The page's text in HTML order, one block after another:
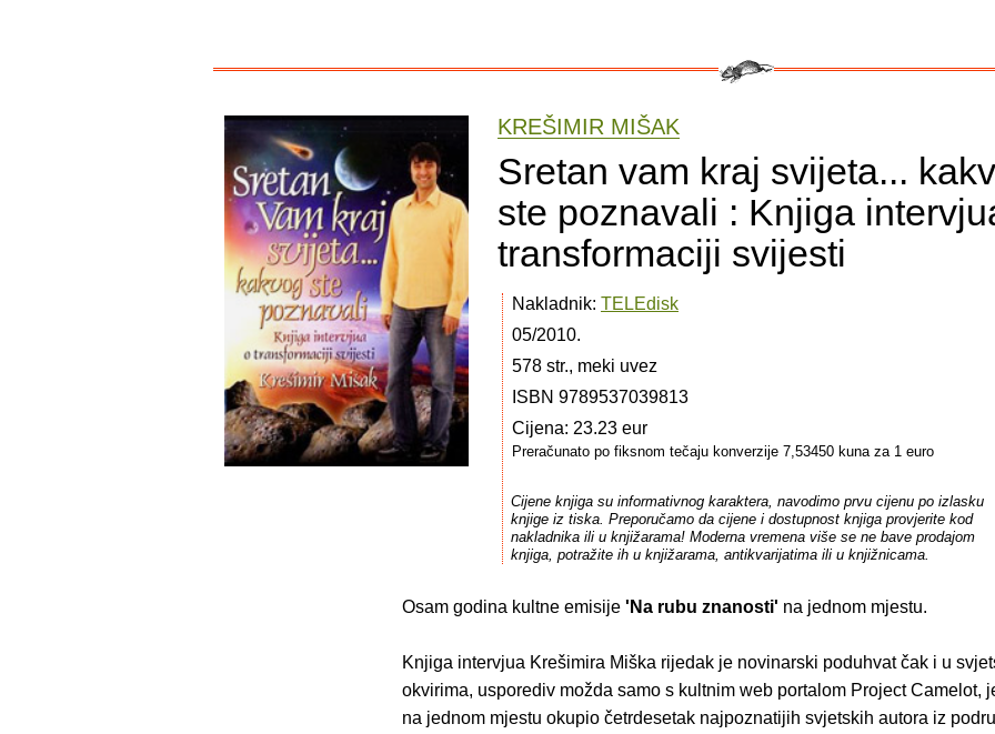
KREŠIMIR MIŠAK
Sretan vam kraj svijeta...
ste poznavali : Knjiga
transformaciji svijesti
Nakladnik: TELEdisk
05/2010.
578 str., meki uvez
ISBN 9789537039813
Cijena: 23.23 eur
Preračunato po fiksnom tečaju konverzije 7,53450 kuna za 1 euro
Cijene knjiga su informativnog karaktera, navodimo prvu cijenu po izlasku
knjige iz tiska. Preporučamo da cijene i dostupnost knjiga provjerite kod
nakladnika ili u knjižarama! Moderna vremena više se ne bave prodajom
knjiga, potražite ih u knjižarama, antikvarijatima ili u knjižnicama.
Osam godina kultne emisije 'Na rubu znanosti' na jednom mjestu.
Knjiga intervjua Krešimira Miška rijedak je novinarski poduhvat čak i u
okvirima, usporediv možda samo s kultnim web portalom Project Camelot,
na jednom mjestu okupio četrdesetak najpoznatijih svjetskih autora iz